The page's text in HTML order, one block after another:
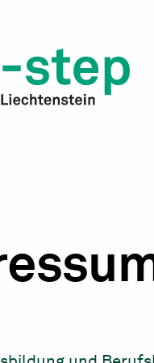
Weiterbildung
Unterstützung